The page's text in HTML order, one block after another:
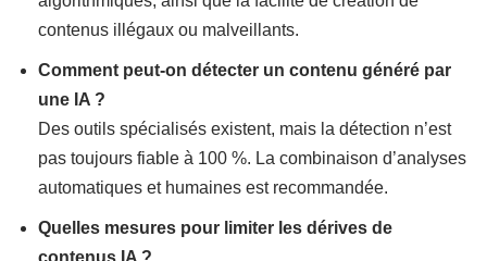
contenus illégaux ou malveillants.
Comment peut-on détecter un contenu généré par
une IA ?
Des outils spécialisés existent, mais la détection n’est
pas toujours fiable à 100 %. La combinaison d’analyses
automatiques et humaines est recommandée.
Quelles mesures pour limiter les dérives de
contenus IA ?